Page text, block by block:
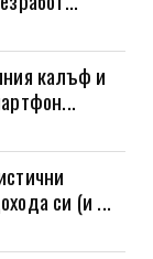
калъф и
си (и ...